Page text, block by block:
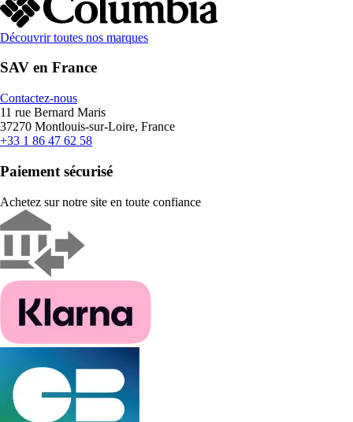
Découvrir toutes nos marques
SAV en France
Contactez-nous
11 rue Bernard Maris
37270 Montlouis-sur-Loire, France
+33 1 86 47 62 58
Paiement sécurisé
Achetez sur notre site en toute confiance